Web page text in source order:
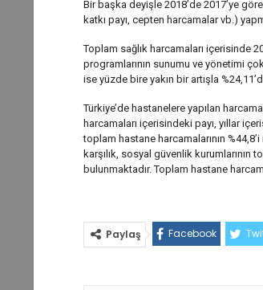
Bir başka deyişle 2018’de 2017’ye
katkı payı, cepten harcamalar vb.)
Toplam sağlık harcamaları içerisinde
programlarının sunumu ve yönetimi
ise yüzde bire yakın bir artışla
Türkiye’de hastanelere yapılan
harcamaları içerisindeki payı, yıllar
toplam hastane harcamalarının
karşılık, sosyal güvenlik kurumlarının
bulunmaktadır. Toplam hastane
Paylaş Facebook